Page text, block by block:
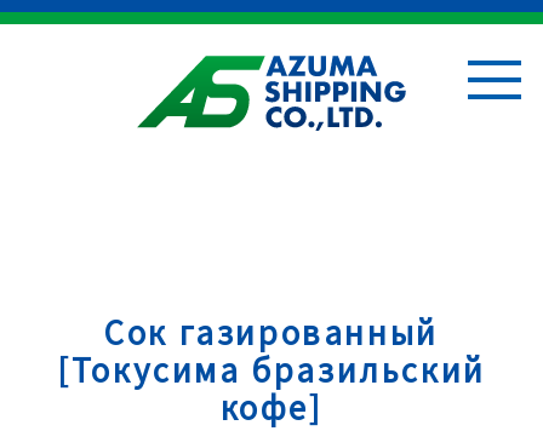
Сок газированный
[Токусима бразильский
кофе]